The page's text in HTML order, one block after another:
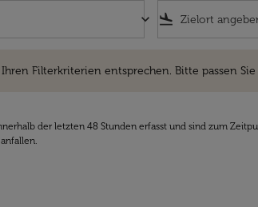
keyboard_arrow_down flight_land
Filterkriterien entsprechen. Bitte passen Sie
der letzten 48 Stunden erfasst und sind zum